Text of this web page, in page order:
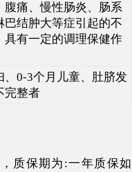
腹痛、慢性肠炎、肠系
巴结肿大等症引起的不
具有一定的调理保健作
、0-3个月儿童、肚脐发
完整者
质保期为:一年质保如